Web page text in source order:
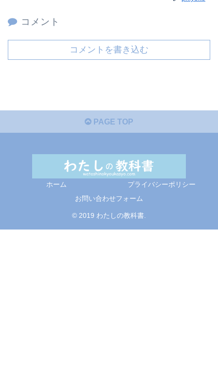
コメント
コメントを書き込む
PAGE TOP
ホーム
プライバシーポリシー
お問い合わせフォーム
© 2019 わたしの教科書.